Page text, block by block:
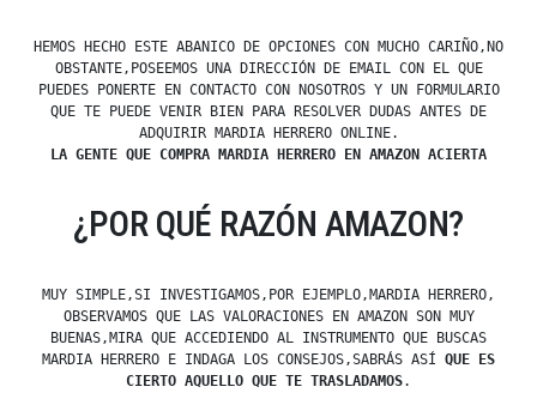
HEMOS HECHO ESTE ABANICO DE OPCIONES CON MUCHO CARIÑO,NO
OBSTANTE,POSEEMOS UNA DIRECCIÓN DE EMAIL CON EL QUE
PUEDES PONERTE EN CONTACTO CON NOSOTROS Y UN FORMULARIO
QUE TE PUEDE VENIR BIEN PARA RESOLVER DUDAS ANTES DE
ADQUIRIR MARDIA HERRERO ONLINE.
LA GENTE QUE COMPRA MARDIA HERRERO EN AMAZON ACIERTA
¿POR QUÉ RAZÓN AMAZON?
MUY SIMPLE,SI INVESTIGAMOS,POR EJEMPLO,MARDIA HERRERO,
OBSERVAMOS QUE LAS VALORACIONES EN AMAZON SON MUY
BUENAS,MIRA QUE ACCEDIENDO AL INSTRUMENTO QUE BUSCAS
MARDIA HERRERO E INDAGA LOS CONSEJOS,SABRÁS ASÍ QUE ES
CIERTO AQUELLO QUE TE TRASLADAMOS.